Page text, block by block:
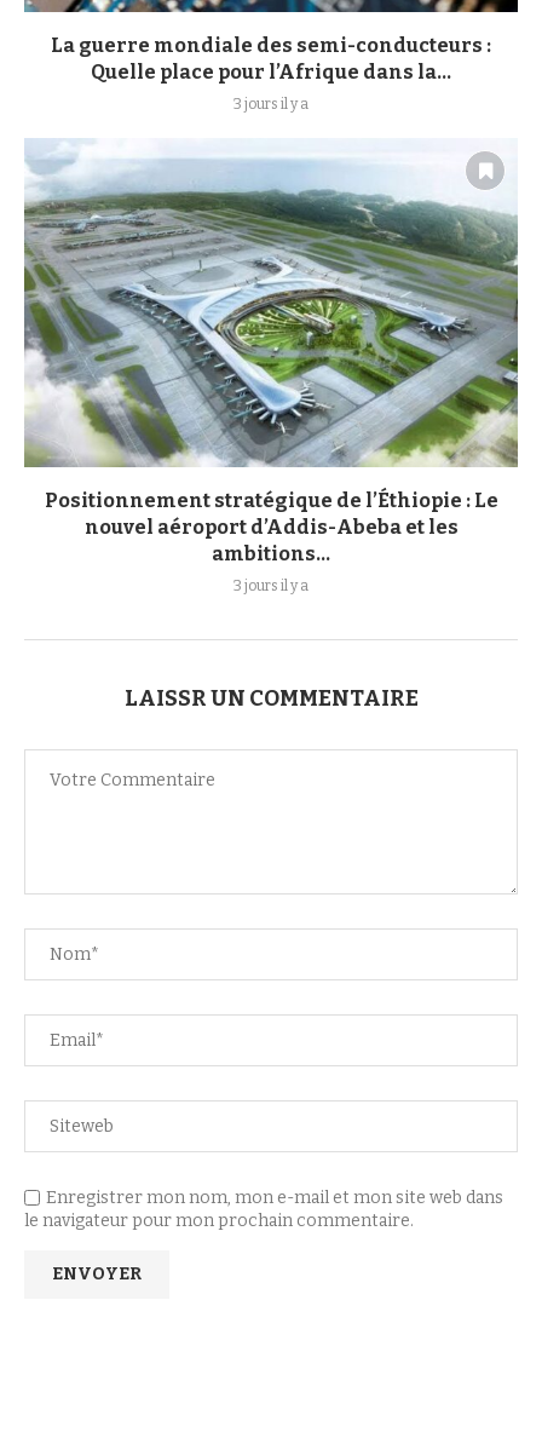
La guerre mondiale des semi-conducteurs :
Quelle place pour l’Afrique dans la...
3 jours il y a
Positionnement stratégique de l’Éthiopie : Le
nouvel aéroport d’Addis-Abeba et les
ambitions...
3 jours il y a
LAISSR UN COMMENTAIRE
Enregistrer mon nom, mon e-mail et mon site web dans
le navigateur pour mon prochain commentaire.